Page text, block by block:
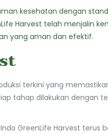
kesehatan dengan
Harvest telah menjalin
yang aman dan efektif.
terkini yang
tahap dilakukan dengan
GreenLife Harvest terus